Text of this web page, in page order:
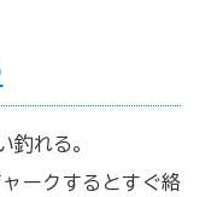
釣れる。
ークするとすぐ絡